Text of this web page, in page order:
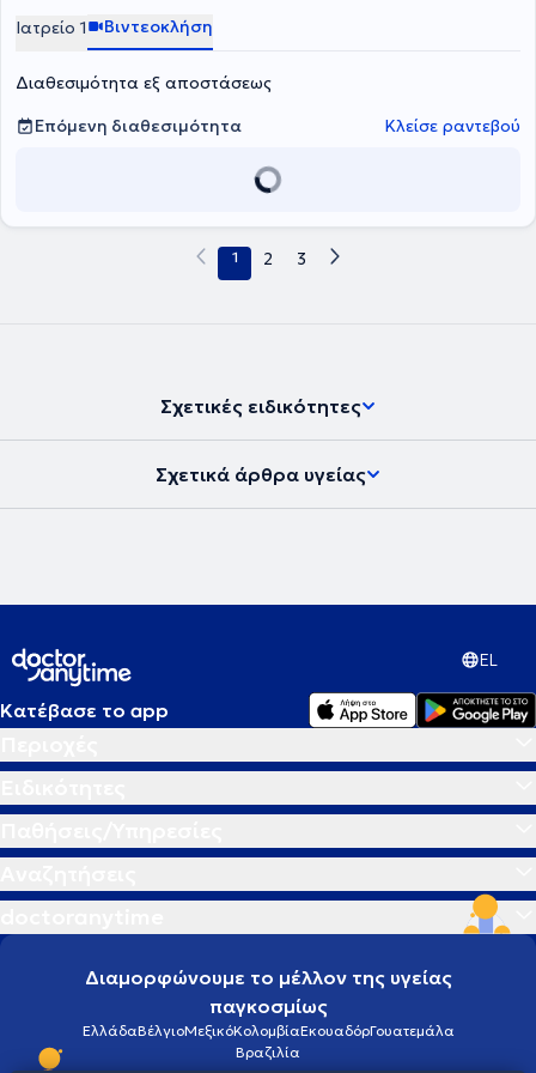
Ελληνικής Ρευματολογικής Εταιρείας.
Ιατρείο 1 Βιντεοκλήση
Διαθεσιμότητα εξ αποστάσεως
Επόμενη διαθεσιμότητα
Κλείσε ραντεβού
1 2 3
Σχετικές ειδικότητες
Σχετικά άρθρα υγείας
EL
Κατέβασε το app
Διαμορφώνουμε το μέλλον της υγείας
παγκοσμίως
ΕλλάδαΒέλγιοΜεξικόΚολομβίαΕκουαδόρΓουατεμάλα
Βραζιλία